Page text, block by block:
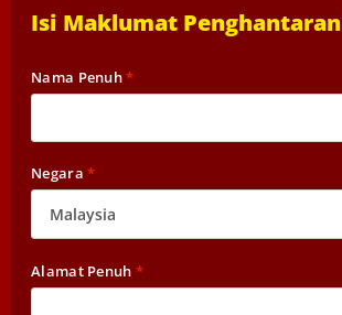
Isi Maklumat Penghantaran
Nama Penuh*
Negara*
Alamat Penuh *